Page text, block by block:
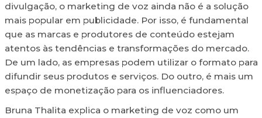
divulgação, o marketing de voz ainda não é a solução
mais popular em publicidade. Por isso, é fundamental
que as marcas e produtores de conteúdo estejam
atentos às tendências e transformações do mercado.
De um lado, as empresas podem utilizar o formato para
difundir seus produtos e serviços. Do outro, é mais um
espaço de monetização para os influenciadores.
Bruna Thalita explica o marketing de voz como um